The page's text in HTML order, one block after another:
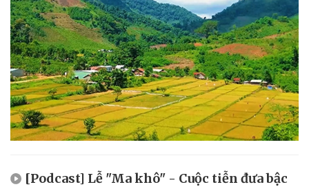
[Podcast] Lễ "Ma khô" - Cuộc tiễn đưa bậc